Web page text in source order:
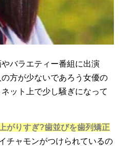
バラエティー番組に出演
方が少ないであろう女優の
ット上で少し騒ぎになって
がりすぎ?歯並びを歯列矯正
チャモンがつけられているの